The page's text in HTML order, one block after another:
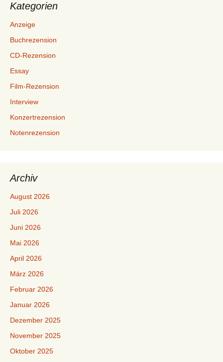
Kategorien
Anzeige
Buchrezension
CD-Rezension
Essay
Film-Rezension
Interview
Konzertrezension
Notenrezension
Archiv
August 2026
Juli 2026
Juni 2026
Mai 2026
April 2026
März 2026
Februar 2026
Januar 2026
Dezember 2025
November 2025
Oktober 2025